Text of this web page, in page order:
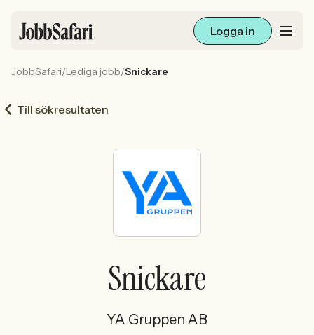
Logga in
Arbetsliv och karriär
För arbetsgivare
Sök med AI
Ny här? Skapa konto
JobbSafari/Lediga jobb/Snickare
Till sökresultaten
Snickare
YA Gruppen AB